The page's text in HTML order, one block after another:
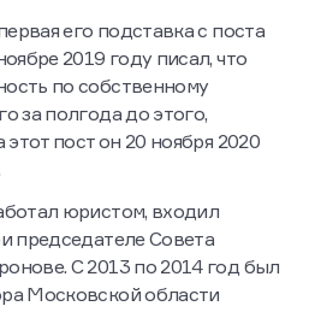
его подставка с поста
2019 году писал, что
по собственному
за полгода до этого,
пост он 20 ноября 2020
юристом, входил
председателе Совета
С 2013 по 2014 год был
Московской области